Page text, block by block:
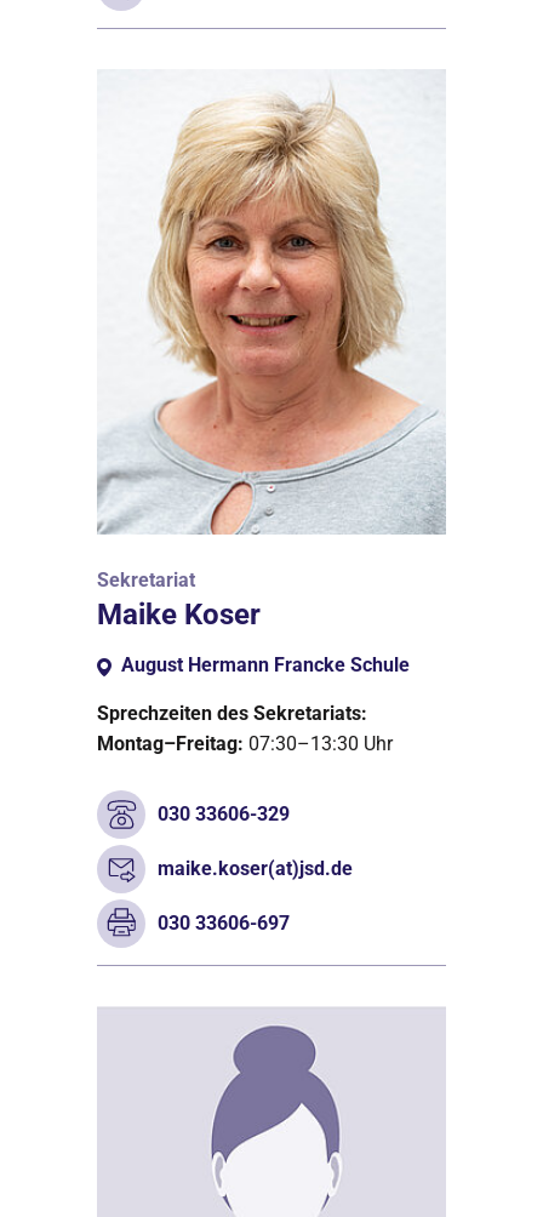
Sekretariat
Maike Koser
August Hermann Francke Schule
Sprechzeiten des Sekretariats:
Montag–Freitag: 07:30–13:30 Uhr
030 33606-329
maike.koser(at)jsd.de
030 33606-697